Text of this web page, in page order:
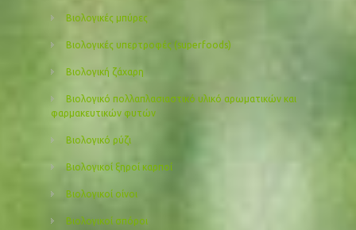
Βιολογικές μπύρες
Βιολογικές υπερτροφές (superfoods)
Βιολογική ζάχαρη
Βιολογικό πολλαπλασιαστικό υλικό αρωματικών και
φαρμακευτικών φυτών
Βιολογικό ρύζι
Βιολογικοί ξηροί καρποί
Βιολογικοί οίνοι
Βιολογικοί σπόροι